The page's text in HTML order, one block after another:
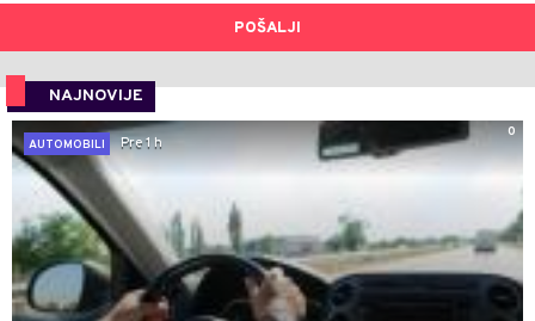
POŠALJI
NAJNOVIJE
0
AUTOMOBILI
Pre 1 h